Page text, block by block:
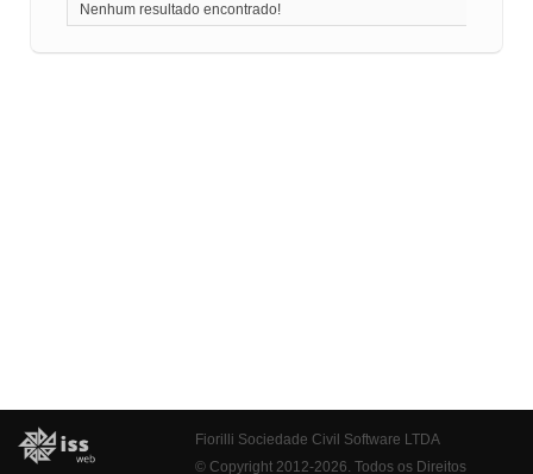
Nenhum resultado encontrado!
Fiorilli Sociedade Civil Software LTDA
© Copyright 2012-2026. Todos os Direitos